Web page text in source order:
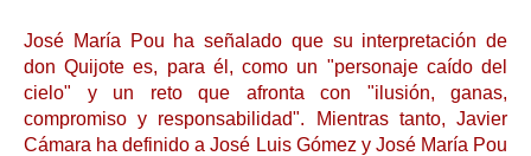
José María Pou ha señalado que su interpretación de
don Quijote es, para él, como un "personaje caído del
cielo" y un reto que afronta con "ilusión, ganas,
compromiso y responsabilidad". Mientras tanto, Javier
Cámara ha definido a José Luis Gómez y José María Pou